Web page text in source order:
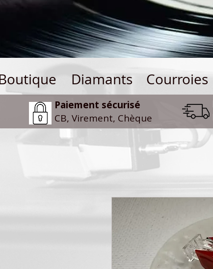
Diamants Courroies
Paiement sécurisé
CB, Virement, Chèque